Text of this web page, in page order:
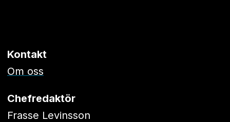
Kontakt
Om oss
Chefredaktör
Frasse Levinsson